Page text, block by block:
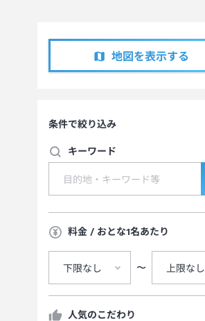
地図を表示する
条件で絞り込み
キーワード
料金 / おとな1名あたり
下限なし 〜 上限なし
人気のこだわり